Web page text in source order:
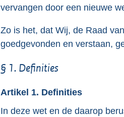
vervangen door een nieuwe
Zo is het, dat Wij, de Raad
goedgevonden en verstaan,
§ 1. Definities
Artikel 1. Definities
In deze wet en de daarop